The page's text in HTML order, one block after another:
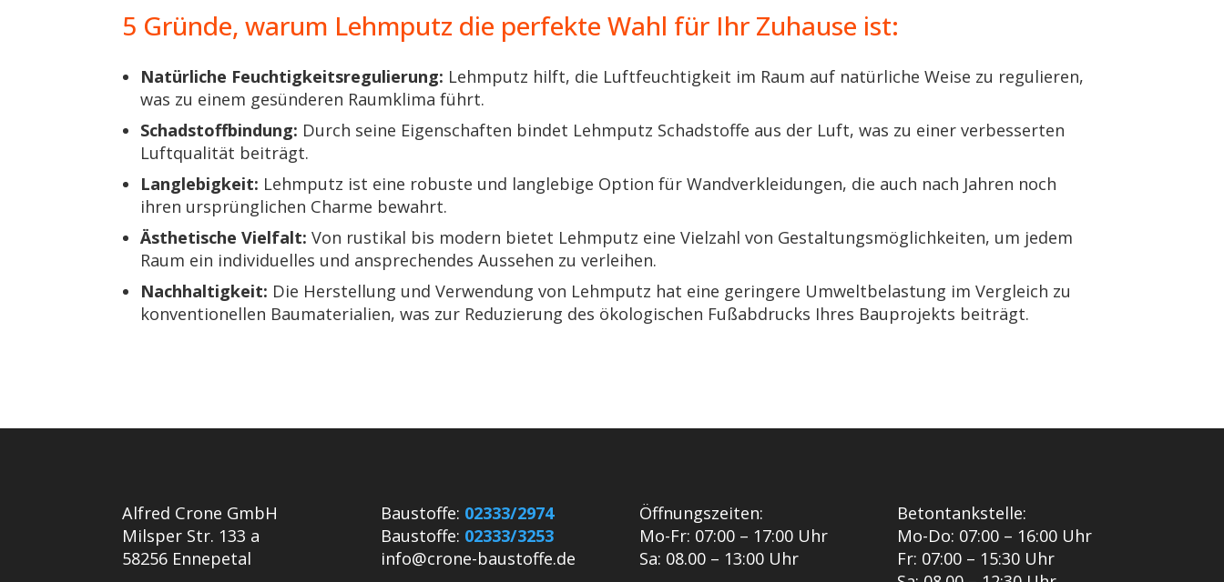
5 Gründe, warum Lehmputz die perfekte Wahl für Ihr Zuhause ist:
Natürliche Feuchtigkeitsregulierung: Lehmputz hilft, die Luftfeuchtigkeit im Raum auf natürliche Weise zu regulieren,
was zu einem gesünderen Raumklima führt.
Schadstoffbindung: Durch seine Eigenschaften bindet Lehmputz Schadstoffe aus der Luft, was zu einer verbesserten
Luftqualität beiträgt.
Langlebigkeit: Lehmputz ist eine robuste und langlebige Option für Wandverkleidungen, die auch nach Jahren noch
ihren ursprünglichen Charme bewahrt.
Ästhetische Vielfalt: Von rustikal bis modern bietet Lehmputz eine Vielzahl von Gestaltungsmöglichkeiten, um jedem
Raum ein individuelles und ansprechendes Aussehen zu verleihen.
Nachhaltigkeit: Die Herstellung und Verwendung von Lehmputz hat eine geringere Umweltbelastung im Vergleich zu
konventionellen Baumaterialien, was zur Reduzierung des ökologischen Fußabdrucks Ihres Bauprojekts beiträgt.
Alfred Crone GmbH
Milsper Str. 133 a
58256 Ennepetal
Baustoffe: 02333/2974
Baustoffe: 02333/3253
info@crone-baustoffe.de
Öffnungszeiten:
Mo-Fr: 07:00 – 17:00 Uhr
Sa: 08.00 – 13:00 Uhr
Betontankstelle:
Mo-Do: 07:00 – 16:00 Uhr
Fr: 07:00 – 15:30 Uhr